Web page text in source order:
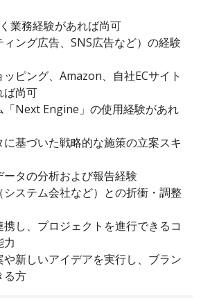
業務経験があれば尚可
ィング広告、SNS広告など）の経験
ッピング、Amazon、自社ECサイト
ば尚可
「Next Engine」の使用経験があれ
に基づいた戦略的な施策の立案スキ
ータの分析および報告経験
システム会社など）との折衝・調整
携し、プロジェクトを進行できるコ
力
や新しいアイデアを実行し、ブラン
る方